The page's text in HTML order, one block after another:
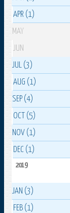
APR (1)
MAY
JUN
JUL (3)
AUG (1)
SEP (4)
OCT (5)
NOV (1)
DEC (1)
2019
JAN (3)
FEB (1)